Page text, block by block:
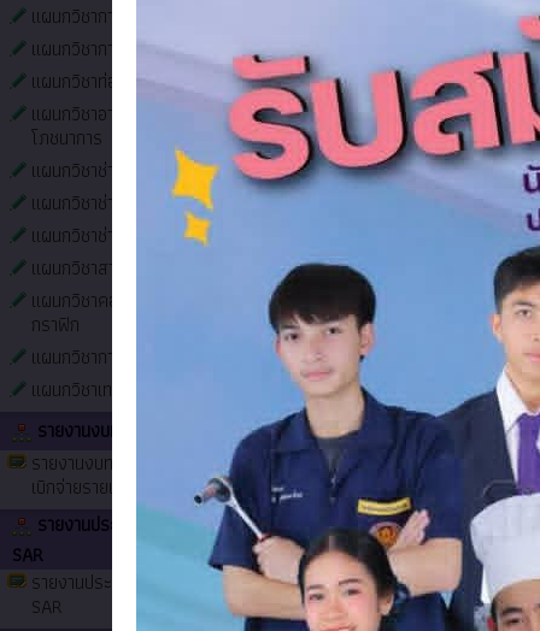
แผนกวิชาการโรงแรม
แผนกวิชาการบัญชี
แผนกวิชาท่องเที่ยว
แผนกวิชาอาหารและ
โภชนาการ
แผนกวิชาช่างไฟฟ้า
แผนกวิชาช่างก่อสร้าง
แผนกวิชาช่างยนต์
แผนกวิชาสามัญสัมพันธ์
แผนกวิชาคอมพิวเตอร์
กราฟิก
แผนกวิชาการตลาด
แผนกวิชาเทคนิคพื้นฐาน
รายงานงบทดลอง
รายงานงบทดลองหน่วย
เบิกจ่ายรายเดือน
รายงานประเมินตนเอง
SAR
รายงานประเมินตนเอง
SAR